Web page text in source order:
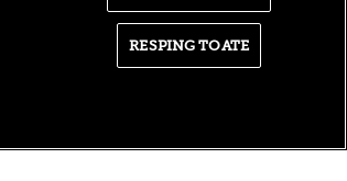
la conferință și
la ceartă cu oamenii
RESPING TOATE